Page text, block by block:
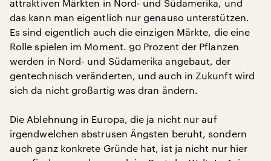
attraktiven Märkten in Nord- und Südamerika, und
das kann man eigentlich nur genauso unterstützen.
Es sind eigentlich auch die einzigen Märkte, die eine
Rolle spielen im Moment. 90 Prozent der Pflanzen
werden in Nord- und Südamerika angebaut, der
gentechnisch veränderten, und auch in Zukunft wird
sich da nicht großartig was dran ändern.
Die Ablehnung in Europa, die ja nicht nur auf
irgendwelchen abstrusen Ängsten beruht, sondern
auch ganz konkrete Gründe hat, ist ja nicht nur hier